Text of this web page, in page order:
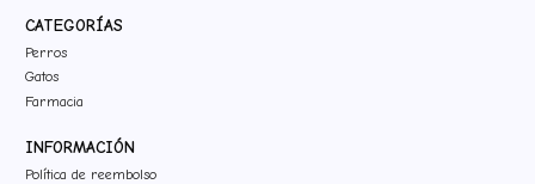
CATEGORÍAS
Perros
Gatos
Farmacia
INFORMACIÓN
Política de reembolso